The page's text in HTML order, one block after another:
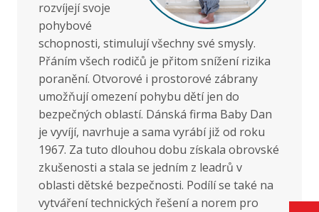
rozvíjejí svoje
pohybové
schopnosti, stimulují všechny své smysly.
Přáním všech rodičů je přitom snížení rizika
poranění. Otvorové i prostorové zábrany
umožňují omezení pohybu dětí jen do
bezpečných oblastí. Dánská firma Baby Dan
je vyvíjí, navrhuje a sama vyrábí již od roku
1967. Za tuto dlouhou dobu získala obrovské
zkušenosti a stala se jedním z leadrů v
oblasti dětské bezpečnosti. Podílí se také na
vytváření technických řešení a norem pro